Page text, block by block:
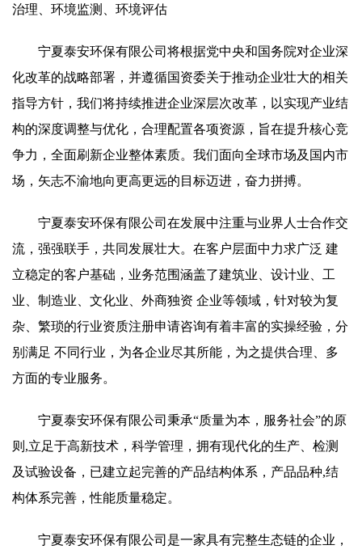
治理、环境监测、环境评估
宁夏泰安环保有限公司将根据党中央和国务院对企业深
化改革的战略部署，并遵循国资委关于推动企业壮大的相关
指导方针，我们将持续推进企业深层次改革，以实现产业结
构的深度调整与优化，合理配置各项资源，旨在提升核心竞
争力，全面刷新企业整体素质。我们面向全球市场及国内市
场，矢志不渝地向更高更远的目标迈进，奋力拼搏。
宁夏泰安环保有限公司在发展中注重与业界人士合作交
流，强强联手，共同发展壮大。在客户层面中力求广泛 建
立稳定的客户基础，业务范围涵盖了建筑业、设计业、工
业、制造业、文化业、外商独资 企业等领域，针对较为复
杂、繁琐的行业资质注册申请咨询有着丰富的实操经验，分
别满足 不同行业，为各企业尽其所能，为之提供合理、多
方面的专业服务。
宁夏泰安环保有限公司秉承“质量为本，服务社会”的原
则,立足于高新技术，科学管理，拥有现代化的生产、检测
及试验设备，已建立起完善的产品结构体系，产品品种,结
构体系完善，性能质量稳定。
宁夏泰安环保有限公司是一家具有完整生态链的企业，